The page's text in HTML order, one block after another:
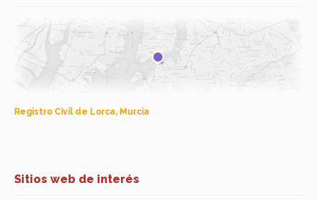
Registro Civil de Lorca, Murcia
Sitios web de interés